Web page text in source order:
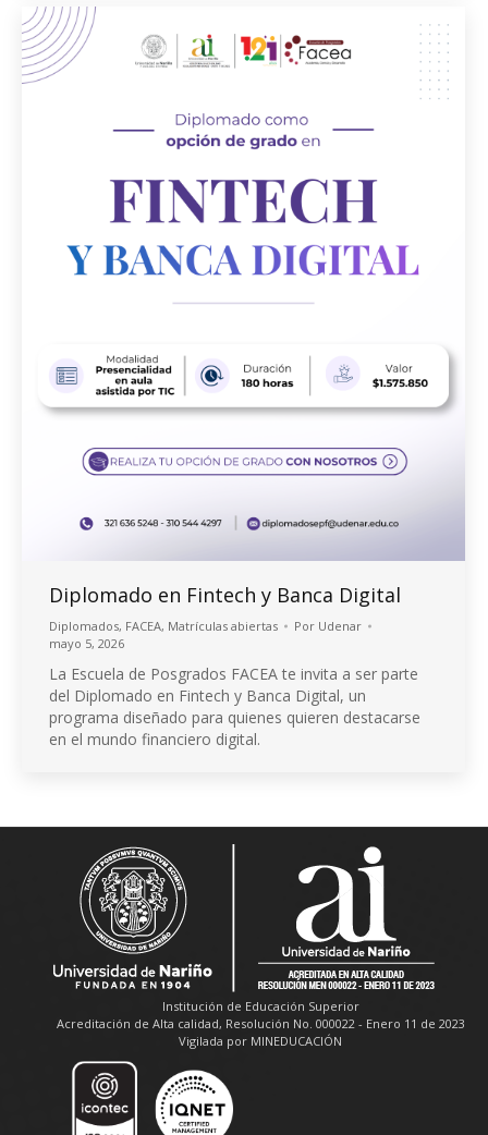
Diplomado en Fintech y Banca Digital
Diplomados, FACEA, Matrículas abiertas Por Udenar
mayo 5, 2026
La Escuela de Posgrados FACEA te invita a ser parte
del Diplomado en Fintech y Banca Digital, un
programa diseñado para quienes quieren destacarse
en el mundo financiero digital.
Institución de Educación Superior
Acreditación de Alta calidad, Resolución No. 000022 - Enero 11 de 2023
Vigilada por MINEDUCACIÓN